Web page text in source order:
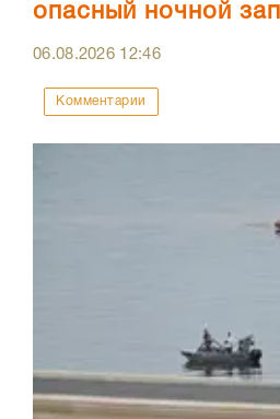
опасный ночной
06.08.2026 12:46
Комментарии